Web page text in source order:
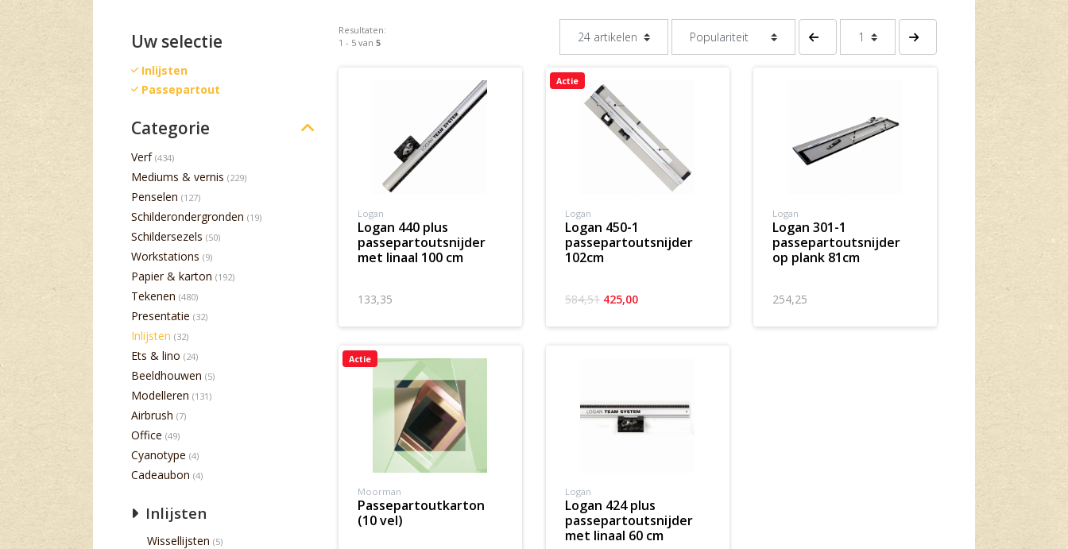
Uw selectie
Inlijsten
Passepartout
Categorie
Verf (434)
Mediums & vernis (229)
Penselen (127)
Schilderondergronden (19)
Schildersezels (50)
Workstations (9)
Papier & karton (192)
Tekenen (480)
Presentatie (32)
Inlijsten (32)
Ets & lino (24)
Beeldhouwen (5)
Modelleren (131)
Airbrush (7)
Office (49)
Cyanotype (4)
Cadeaubon (4)
Inlijsten
Wissellijsten (5)
Resultaten:
1 - 5 van 5 Vorige pagina Volgende pagina
Logan
logan 440 plus
passepartoutsnijder
met linaal 100 cm
133,35
Actie
Logan
logan 450-1
passepartoutsnijder
102cm
584,51 425,00
Logan
logan 301-1
passepartoutsnijder
op plank 81cm
254,25
Actie
Moorman
passepartoutkarton
(10 vel)
Logan
logan 424 plus
passepartoutsnijder
met linaal 60 cm